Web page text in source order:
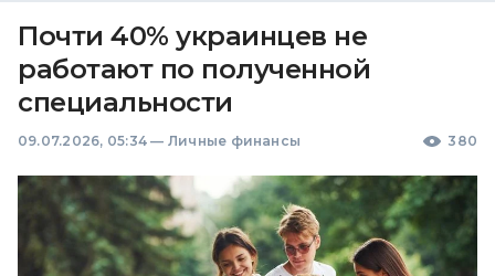
Почти 40% украинцев не
работают по полученной
специальности
09.07.2026, 05:34 — Личные финансы 380